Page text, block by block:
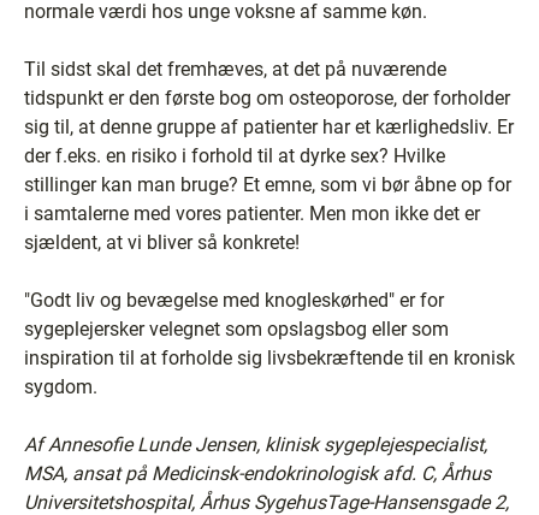
normale værdi hos unge voksne af samme køn.
Til sidst skal det fremhæves, at det på nuværende
tidspunkt er den første bog om osteoporose, der forholder
sig til, at denne gruppe af patienter har et kærlighedsliv. Er
der f.eks. en risiko i forhold til at dyrke sex? Hvilke
stillinger kan man bruge? Et emne, som vi bør åbne op for
i samtalerne med vores patienter. Men mon ikke det er
sjældent, at vi bliver så konkrete!
"Godt liv og bevægelse med knogleskørhed" er for
sygeplejersker velegnet som opslagsbog eller som
inspiration til at forholde sig livsbekræftende til en kronisk
sygdom.
Af Annesofie Lunde Jensen, klinisk sygeplejespecialist,
MSA, ansat på Medicinsk-endokrinologisk afd. C, Århus
Universitetshospital, Århus SygehusTage-Hansensgade 2,